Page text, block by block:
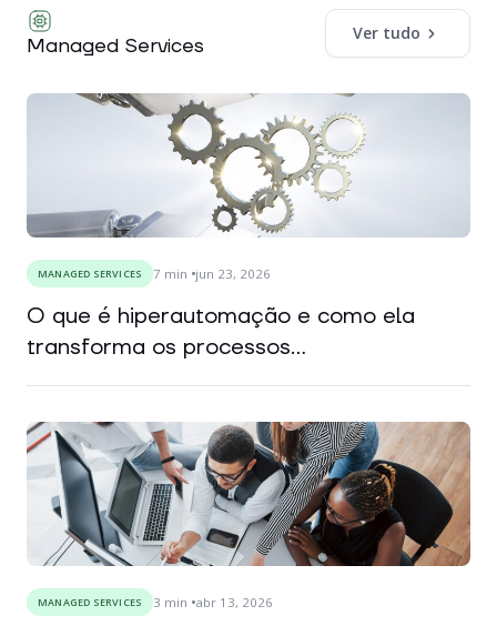
Managed Services
Ver tudo
MANAGED SERVICES 7 min jun 23, 2026
O que é hiperautomação e como ela
transforma os processos...
MANAGED SERVICES 3 min abr 13, 2026